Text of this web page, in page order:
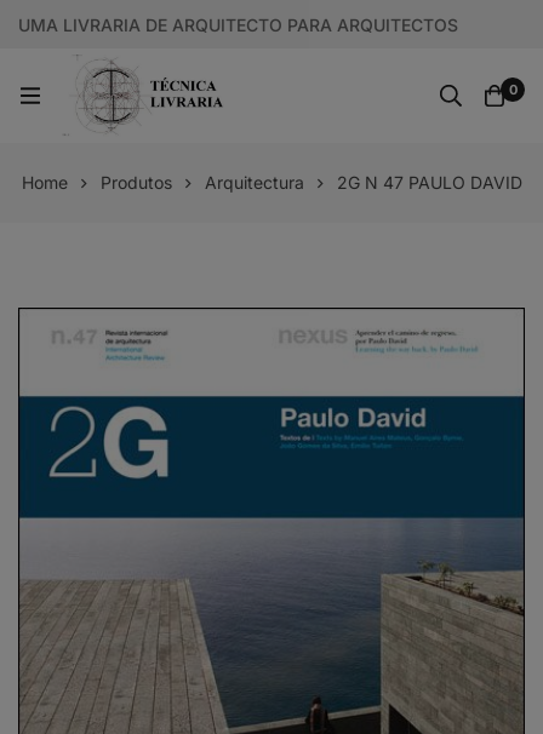
UMA LIVRARIA DE ARQUITECTO PARA ARQUITECTOS
0
Home Produtos Arquitectura 2G N 47 PAULO DAVID